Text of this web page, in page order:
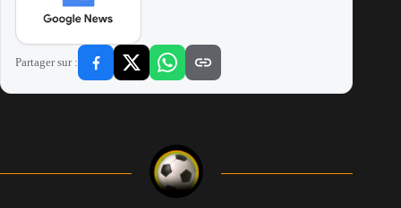
Partager sur :